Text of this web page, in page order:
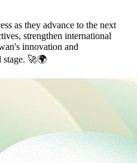
as they advance to the next
strengthen international
innovation and
stage. 🚀🌍